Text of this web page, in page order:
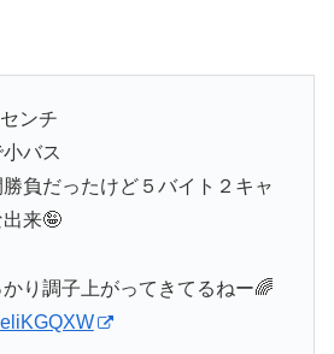
ンチ
バス
負だったけど５バイト２キャ
来🤪
り調子上がってきてるねー🌈